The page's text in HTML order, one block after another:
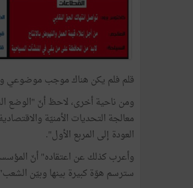
قلم فلم يكن هناك موجب موضوعي
ومن ناحية أخرى، لاحظ أنّ "الوضع
معالجة التحديات الأمنيّة
العودة إلى المربع الأول".
وأعرب كذلك عن اعتقاده" أنّ
سترسم هوّة كبيرة بينها وبيّن